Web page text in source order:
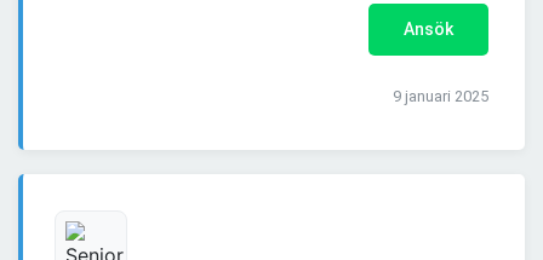
Ansök
9 januari 2025